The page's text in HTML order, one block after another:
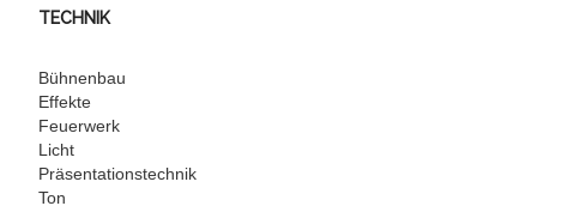
TECHNIK
Bühnenbau
Effekte
Feuerwerk
Licht
Präsentationstechnik
Ton